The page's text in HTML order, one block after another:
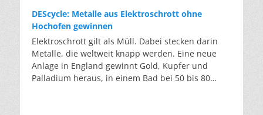
DEScycle: Metalle aus Elektroschrott ohne
Hochofen gewinnen
Elektroschrott gilt als Müll. Dabei stecken darin
Metalle, die weltweit knapp werden. Eine neue
Anlage in England gewinnt Gold, Kupfer und
Palladium heraus, in einem Bad bei 50 bis 80